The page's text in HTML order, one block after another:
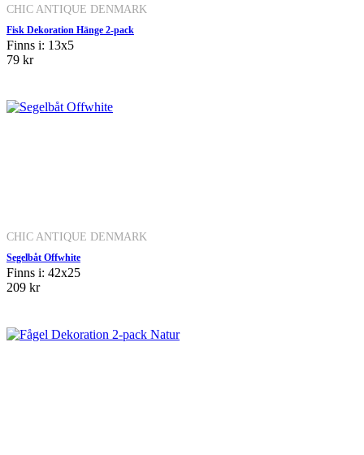
CHIC ANTIQUE DENMARK
Fisk Dekoration Hänge 2-pack
Finns i: 13x5
79 kr
CHIC ANTIQUE DENMARK
Segelbåt Offwhite
Finns i: 42x25
209 kr